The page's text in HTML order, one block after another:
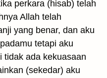
perkara (hisab) telah
Allah telah
yang benar, dan aku
tetapi aku
tidak ada kekuasaan
(sekedar) aku